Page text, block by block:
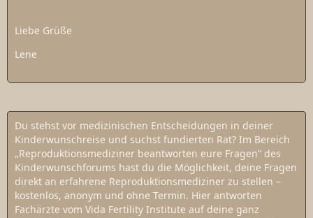
Liebe Grüße
Lene
Du stehst vor medizinischen Entscheidungen in deiner
Kinderwunschreise und suchst fundierten Rat? Im Bereich
„Reproduktionsmediziner beantworten eure Fragen“ des
Kinderwunschforums hast du die Möglichkeit, deine Fragen
direkt an erfahrene Reproduktionsmediziner zu stellen –
kostenlos, anonym und ohne Termin. Hier antworten
Fachärzte vom Vida Fertility Institute auf deine ganz